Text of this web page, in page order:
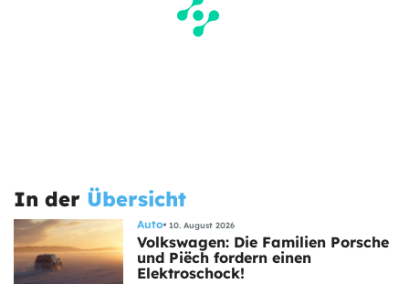
In der Übersicht
Auto 10. August 2026
Volkswagen: Die Familien Porsche
und Piëch fordern einen
Elektroschock!